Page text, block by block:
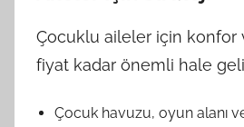
Çocuklu aileler için konfor
fiyat kadar önemli hale
Çocuk havuzu, oyun alanı